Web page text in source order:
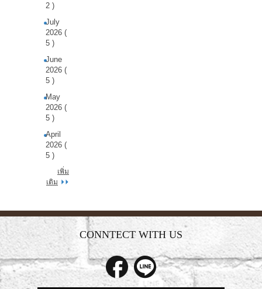
2 )
July
2026 (
5 )
June
2026 (
5 )
May
2026 (
5 )
April
2026 (
5 )
เพิ่ม
เติม
CONNTECT WITH US